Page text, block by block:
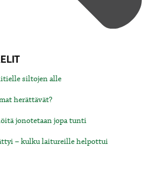
siltojen alle
herättävät?
jonotetaan jopa tunti
– kulku laitureille helpottui